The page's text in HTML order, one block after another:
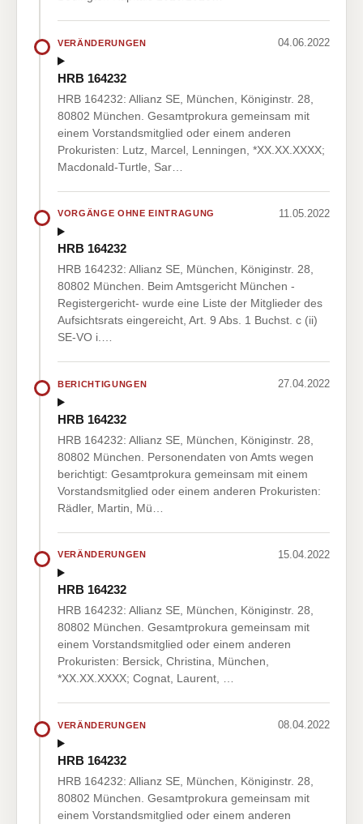
VERÄNDERUNGEN 04.06.2022
HRB 164232
HRB 164232: Allianz SE, München, Königinstr. 28,
80802 München. Gesamtprokura gemeinsam mit
einem Vorstandsmitglied oder einem anderen
Prokuristen: Lutz, Marcel, Lenningen, *XX.XX.XXXX;
Macdonald-Turtle, Sar…
VORGÄNGE OHNE EINTRAGUNG 11.05.2022
HRB 164232
HRB 164232: Allianz SE, München, Königinstr. 28,
80802 München. Beim Amtsgericht München -
Registergericht- wurde eine Liste der Mitglieder des
Aufsichtsrats eingereicht, Art. 9 Abs. 1 Buchst. c (ii)
SE-VO i.…
BERICHTIGUNGEN 27.04.2022
HRB 164232
HRB 164232: Allianz SE, München, Königinstr. 28,
80802 München. Personendaten von Amts wegen
berichtigt: Gesamtprokura gemeinsam mit einem
Vorstandsmitglied oder einem anderen Prokuristen:
Rädler, Martin, Mü…
VERÄNDERUNGEN 15.04.2022
HRB 164232
HRB 164232: Allianz SE, München, Königinstr. 28,
80802 München. Gesamtprokura gemeinsam mit
einem Vorstandsmitglied oder einem anderen
Prokuristen: Bersick, Christina, München,
*XX.XX.XXXX; Cognat, Laurent, …
VERÄNDERUNGEN 08.04.2022
HRB 164232
HRB 164232: Allianz SE, München, Königinstr. 28,
80802 München. Gesamtprokura gemeinsam mit
einem Vorstandsmitglied oder einem anderen